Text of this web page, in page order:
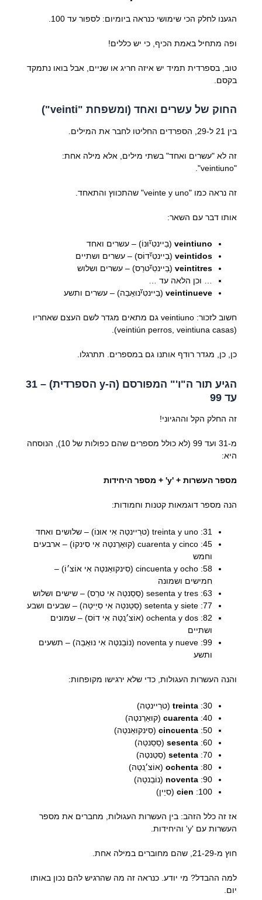
הגענו לחלק הכי שימושי כנראה ביומיום: לספור עד 100.
ופה מתחיל באמת הכיף, כי יש כללים!
טוב, בספרדית תמיד יש איזה חריג או שניים, אבל בואו נתמקד
בקסם.
החוק של עשרים ואחד (ומשפחת "veinti")
בין 21 ל-29, הספרדים החליטו לחבר את המילים.
זה לא "עשרים ואחד" בשתי מילים, אלא מילה אחת:
"veintiuno".
זה נראה כמו "veinte y uno" שהתכווץ והתאחד.
אותו דבר עם השאר:
veintiuno(בֵיינטִיﬞוּנוֹ) – עשרים ואחד
veintidos(בֵיינטִיﬞדוֹס) – עשרים ושתיים
veintitres(בֵיינטִיﬞטרֵס) – עשרים ושלוש
… וכן הלאה עד …
veintinueve(בֵיינטִיﬞנוּאֵבֵה) – עשרים ותשע
חשוב לזכור: veintiuno גם מתאים מגדר לשם העצם שאחריו
(veintiún perros, veintiuna casas).
כן, כן, מגדר רודף אותנו גם במספרים. תתרגלו.
הגיע תור ה"ו'" המפורסם (ה-y הספרדית) – 31
עד 99
זה החלק הקל וההגיוני!
מ-31 ועד 99 (לא כולל מספרים שהם כפולות של 10), הנוסחה
היא:
מספר העשרות + 'y' + מספר היחידות
הנה מספר דוגמאות קטנות וחמודות:
31: treinta y uno (טרֵיינטַה אִי אוּנוֹ) – שלושים ואחד
45: cuarenta y cinco (קוּאַרֵנטַה אִי סִינקוֹ) – ארבעים
וחמש
58: cincuenta y ocho (סִינקוּאֵנטַה אִי אוֹצ׳וֹ) –
חמישים ושמונה
63: sesenta y tres (סֵסֵנטַה אִי טרֵס) – שישים ושלוש
77: setenta y siete (סֵטֵנטַה אִי סִיֵיטֵה) – שבעים ושבע
82: ochenta y dos (אוֹצ׳ֵנטַה אִי דוֹס) – שמונים
ושתיים
99: noventa y nueve (נוֹבֵנטַה אִי נוּאֵבֵה) – תשעים
ותשע
והנה העשרות העגולות, כדי שלא ירגישו מקופחות:
30:
treinta(טרֵיינטַה)
40:
cuarenta(קוּאַרֵנטַה)
50:
cincuenta(סִינקוּאֵנטַה)
60:
sesenta(סֵסֵנטַה)
70:
setenta(סֵטֵנטַה)
80:
ochenta(אוֹצ׳ֵנטַה)
90:
noventa (נוֹבֵנטַה)
100:
cien(סִיֵין)
אז זה כלל הזהב: בין העשרות העגולות, מחברים את מספר
העשרות עם 'y' והיחידות.
חוץ מ-21-29, שהם מחוברים במילה אחת.
למה ההבדל? מי יודע. כנראה זה מה שהרגיש להם נכון באותו
יום.